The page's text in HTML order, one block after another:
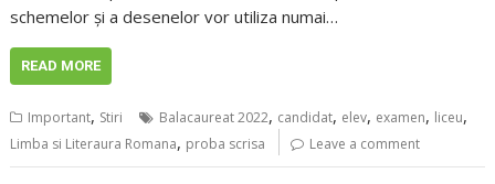
schemelor și a desenelor vor utiliza numai…
READ MORE
Important, Stiri Balacaureat 2022, candidat, elev, examen, liceu,
Limba si Literaura Romana, proba scrisa Leave a comment